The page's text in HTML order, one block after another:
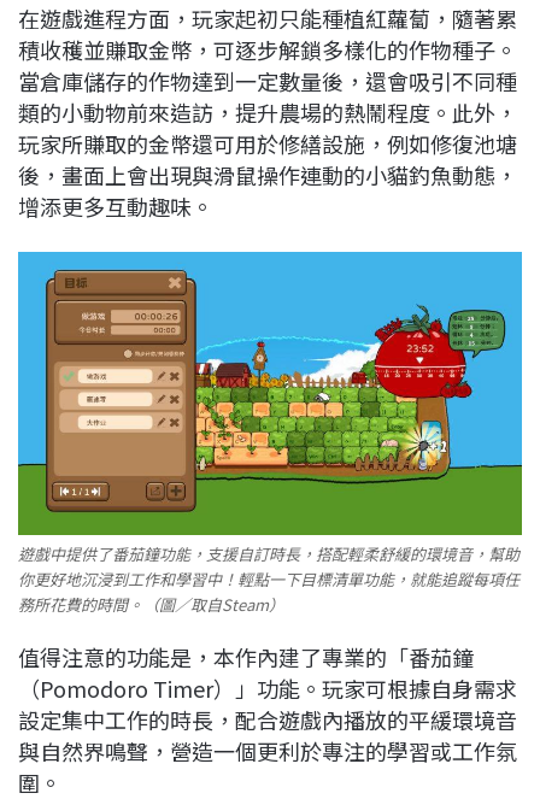
在遊戲進程方面，玩家起初只能種植紅蘿蔔，隨著累
積收穫並賺取金幣，可逐步解鎖多樣化的作物種子。
當倉庫儲存的作物達到一定數量後，還會吸引不同種
類的小動物前來造訪，提升農場的熱鬧程度。此外，
玩家所賺取的金幣還可用於修繕設施，例如修復池塘
後，畫面上會出現與滑鼠操作連動的小貓釣魚動態，
增添更多互動趣味。
遊戲中提供了番茄鐘功能，支援自訂時長，搭配輕柔舒緩的環境音，幫助
你更好地沉浸到工作和學習中！輕點一下目標清單功能，就能追蹤每項任
務所花費的時間。（圖／取自Steam）
值得注意的功能是，本作內建了專業的「番茄鐘
（Pomodoro Timer）」功能。玩家可根據自身需求
設定集中工作的時長，配合遊戲內播放的平緩環境音
與自然界鳴聲，營造一個更利於專注的學習或工作氛
圍。